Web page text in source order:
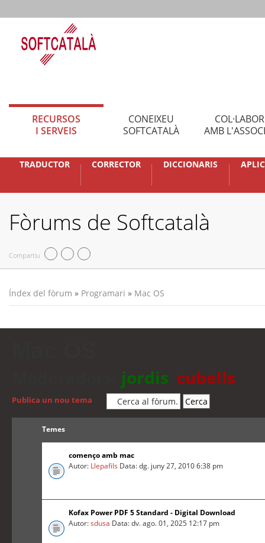
RECURSOS
I SERVEIS
CONEIXEU
SOFTCATALÀ
AMB
TRADUCTOR CORRECTOR DICCIONARIS
Fòrums de Softcatalà
Compartiu
Índex del fòrum » Programari » Mac OS
jordis cubells
Publica un nou tema
Temes
començo amb mac
Autor: Llepafils Data: dg. juny 27, 2010 6:38 pm
Kofax Power PDF 5 Standard - Digital Download
Autor:sdusa Data: dv. ago. 01, 2025 12:17 pm